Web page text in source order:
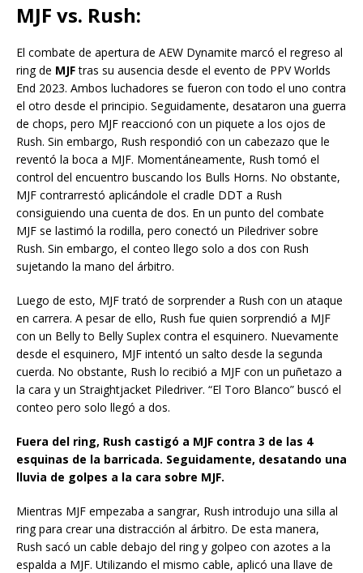
MJF vs. Rush:
El combate de apertura de AEW Dynamite marcó el regreso al
ring de MJFtras su ausencia desde el evento de PPV Worlds
End 2023. Ambos luchadores se fueron con todo el uno contra
el otro desde el principio. Seguidamente, desataron una guerra
de chops, pero MJF reaccionó con un piquete a los ojos de
Rush. Sin embargo, Rush respondió con un cabezazo que le
reventó la boca a MJF. Momentáneamente, Rush tomó el
control del encuentro buscando los Bulls Horns. No obstante,
MJF contrarrestó aplicándole el cradle DDT a Rush
consiguiendo una cuenta de dos. En un punto del combate
MJF se lastimó la rodilla, pero conectó un Piledriver sobre
Rush. Sin embargo, el conteo llego solo a dos con Rush
sujetando la mano del árbitro.
Luego de esto, MJF trató de sorprender a Rush con un ataque
en carrera. A pesar de ello, Rush fue quien sorprendió a MJF
con un Belly to Belly Suplex contra el esquinero. Nuevamente
desde el esquinero, MJF intentó un salto desde la segunda
cuerda. No obstante, Rush lo recibió a MJF con un puñetazo a
la cara y un Straightjacket Piledriver. “El Toro Blanco” buscó el
conteo pero solo llegó a dos.
Fuera del ring, Rush castigó a MJF contra 3 de las 4
esquinas de la barricada. Seguidamente, desatando una
lluvia de golpes a la cara sobre MJF.
Mientras MJF empezaba a sangrar, Rush introdujo una silla al
ring para crear una distracción al árbitro. De esta manera,
Rush sacó un cable debajo del ring y golpeo con azotes a la
espalda a MJF. Utilizando el mismo cable, aplicó una llave de